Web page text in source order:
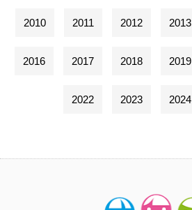
2010 2011 2012 2013
2016 2017 2018 2019
2022 2023 2024